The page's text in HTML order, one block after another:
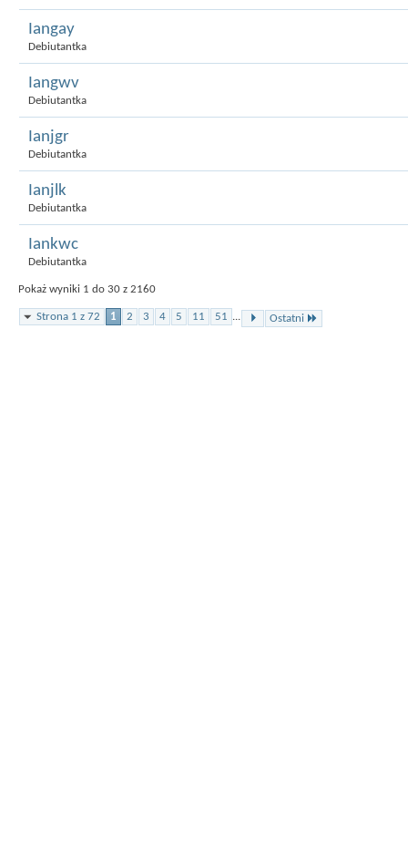
Iangay
Debiutantka
Iangwv
Debiutantka
Ianjgr
Debiutantka
Ianjlk
Debiutantka
Iankwc
Debiutantka
Pokaż wyniki 1 do 30 z 2160
Strona 1 z 72 1 2 3 4 5 11 51 ... Ostatni